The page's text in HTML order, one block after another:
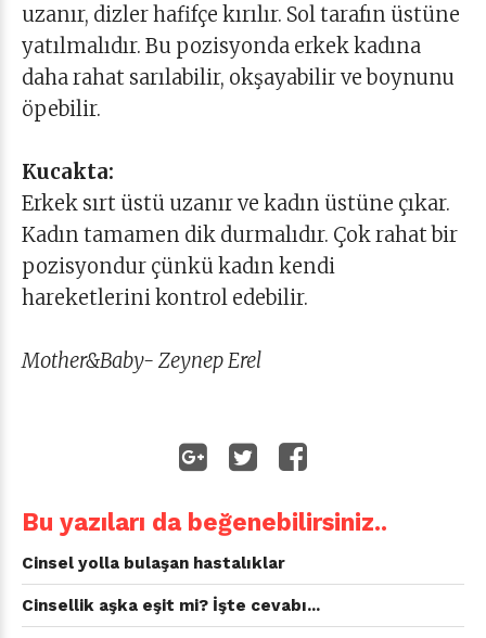
uzanır, dizler hafifçe kırılır. Sol tarafın üstüne
yatılmalıdır. Bu pozisyonda erkek kadına
daha rahat sarılabilir, okşayabilir ve boynunu
öpebilir.
Kucakta:
Erkek sırt üstü uzanır ve kadın üstüne çıkar.
Kadın tamamen dik durmalıdır. Çok rahat bir
pozisyondur çünkü kadın kendi
hareketlerini kontrol edebilir.
Mother&Baby- Zeynep Erel
Bu yazıları da beğenebilirsiniz..
Cinsel yolla bulaşan hastalıklar
Cinsellik aşka eşit mi? İşte cevabı...